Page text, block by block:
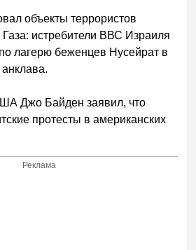
объекты террористов
истребители ВВС Израиля
лагерю беженцев Нусейрат в
Джо Байден заявил, что
протесты в американских
Реклама